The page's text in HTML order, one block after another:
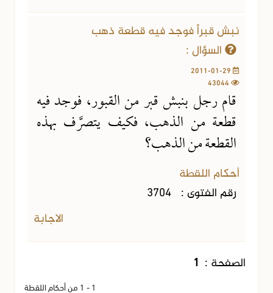
نبش قبراً فوجد فيه قطعة ذهب
السؤال :
قام رجل بنبش قبر من القبور، فوجد فيه
قطعة من الذهب، فكيف يتصرَّف بهذه
القطعة من الذهب؟
أحكام اللقطة
رقم الفتوى : 3704
الاجابة
الصفحة : 1
1 - 1 من أحكام اللقطة